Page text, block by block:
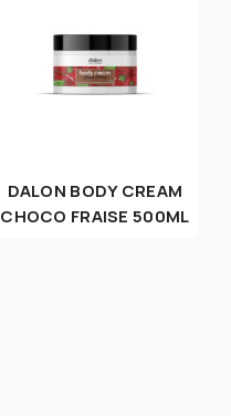
DALON BODY CREAM
CHOCO FRAISE 500ML